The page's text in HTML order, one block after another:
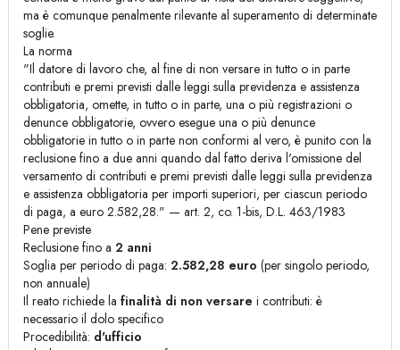
ma è comunque penalmente rilevante al superamento di determinate
soglie.
La norma
"Il datore di lavoro che, al fine di non versare in tutto o in parte
contributi e premi previsti dalle leggi sulla previdenza e assistenza
obbligatoria, omette, in tutto o in parte, una o più registrazioni o
denunce obbligatorie, ovvero esegue una o più denunce
obbligatorie in tutto o in parte non conformi al vero, è punito con la
reclusione fino a due anni quando dal fatto deriva l'omissione del
versamento di contributi e premi previsti dalle leggi sulla previdenza
e assistenza obbligatoria per importi superiori, per ciascun periodo
di paga, a euro 2.582,28." — art. 2, co. 1-bis, D.L. 463/1983
Pene previste
Reclusione fino a 2 anni
Soglia per periodo di paga: 2.582,28 euro (per singolo periodo,
non annuale)
Il reato richiede la finalità di non versare i contributi: è
necessario il dolo specifico
Procedibilità: d'ufficio